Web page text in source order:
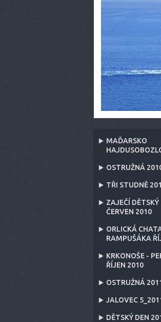
MAĎARSKO
OSTRUŽNÁ
TŘI STUDNĚ
ZAJEČÍ DĚTSKÝ
ČERVEN 2010
ORLICKÁ
RAMPUŠÁKA
KRKONOŠE -
ŘÍJEN 2010
OSTRUŽNÁ
JALOVEC
DĚTSKÝ DEN